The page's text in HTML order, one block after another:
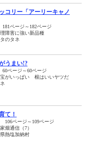
コリー「アーリーキャノ
ページ～182ページ
障害に強い新品種
のタネ
うまい!?
ページ～60ページ
がいっぱい 根はいいヤツだ
て！
106ページ～109ページ
畑通信（7）
熱塩加納村